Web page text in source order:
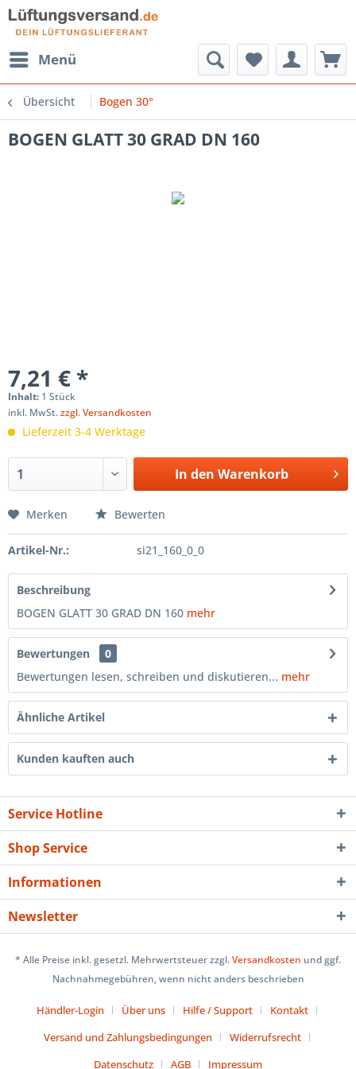
Menü
Übersicht Bogen 30°
BOGEN GLATT 30 GRAD DN 160
7,21 € *
Inhalt: 1 Stück
inkl. MwSt.zzgl. Versandkosten
Lieferzeit 3-4 Werktage
In den Warenkorb
Merken Bewerten
Artikel-Nr.: si21_160_0_0
Beschreibung
BOGEN GLATT 30 GRAD DN 160 mehr
Bewertungen
0
Bewertungen lesen, schreiben und diskutieren... mehr
Ähnliche Artikel
Kunden kauften auch
Service Hotline
Shop Service
Informationen
Newsletter
* Alle Preise inkl. gesetzl. Mehrwertsteuer zzgl.Versandkosten und ggf.
Nachnahmegebühren, wenn nicht anders beschrieben
Händler-Login Über uns Hilfe / Support
Kontakt
Versand und Zahlungsbedingungen
Widerrufsrecht
Datenschutz
AGB Impressum